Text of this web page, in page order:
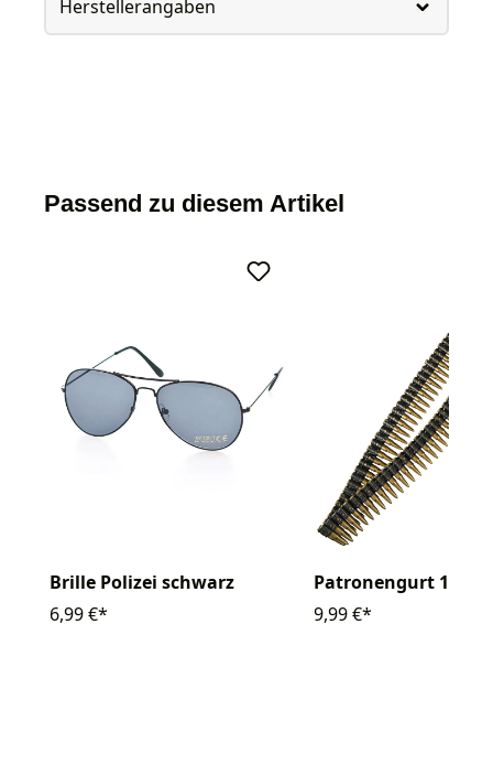
Herstellerangaben
Passend zu diesem Artikel
Brille Polizei schwarz
6,99 €*
Patronengurt
9,99 €*